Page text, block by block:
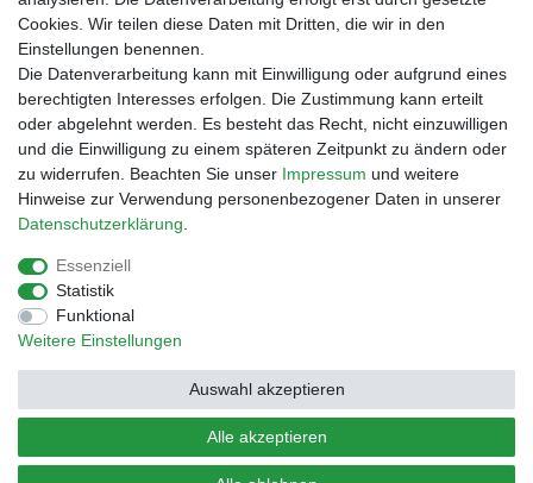
Zahlung bei Abholung
PayPal (inkl. Kreditkarten)
Impressum
Barrierefreiheitserklärung
Vertrag widerrufen Kontakt
Cookies. Wir teilen diese Daten mit Dritten, die wir in den
Einstellungen benennen.
Die Datenverarbeitung kann mit Einwilligung oder aufgrund eines
berechtigten Interesses erfolgen. Die Zustimmung kann erteilt
oder abgelehnt werden. Es besteht das Recht, nicht einzuwilligen
und die Einwilligung zu einem späteren Zeitpunkt zu ändern oder
zu widerrufen. Beachten Sie unser Impressum und weitere
Hinweise zur Verwendung personenbezogener Daten in unserer
Daten­schutz­erklärung
Essenziell
Statistik
Funktional
Weitere Einstellungen
Alle akzeptieren
Auswahl akzeptieren